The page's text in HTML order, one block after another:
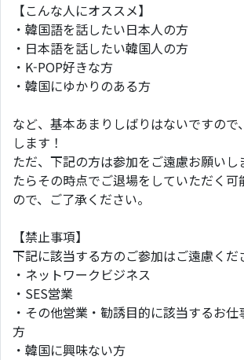
【こんな人にオススメ】
・韓国語を話したい日本人の方
・日本語を話したい韓国人の方
・K-POP好きな方
・韓国にゆかりのある方
など、基本あまりしばりはないですので
します！
ただ、下記の方は参加をご遠慮お願いし
たらその時点でご退場をしていただく可
ので、ご了承ください。
【禁止事項】
下記に該当する方のご参加はご遠慮くだ
・ネットワークビジネス
・SES営業
・その他営業・勧誘目的に該当するお
方
・韓国に興味ない方